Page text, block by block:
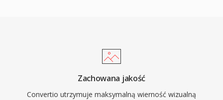
Zachowana jakość
Convertio utrzymuje maksymalną wierność wizualną